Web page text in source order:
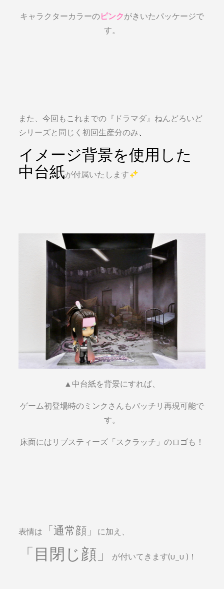
キャラクターカラーのピンクがきいたパッケージで
す。
また、今回もこれまでの『ドラマダ』ねんどろいど
シリーズと同じく初回生産分のみ
イメージ背景を使用した
中台紙が付属いたします
▲中台紙を背景にすれば、
ゲーム初登場時のミンクさんもバッチリ再現可能で
す。
床面にはリブスティーズ「スクラッチ」のロゴも！
表情は 「通常顔」 に加え、
「目閉じ顔」 が付いてきます(u_u )！